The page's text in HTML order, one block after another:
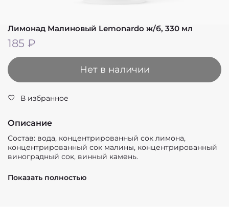
Лимонад Малиновый Lemonardo ж/б, 330 мл
185 ₽
Нет в наличии
В избранное
Описание
Состав: вода, концентрированный сок лимона,
концентрированный сок малины, концентрированный
виноградный сок, винный камень.
На 100 г:
Показать полностью